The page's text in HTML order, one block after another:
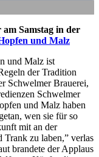
Samstag in der
und Malz
und Malz ist
der Tradition
Schwelmer Brauerei,
Schwelmer
und Malz haben
wen sie für so
mit an der
Trank zu laben,” verlas
brandete der Applaus